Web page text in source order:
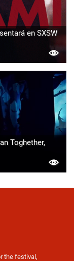
en SXSW
Toghether,
the festival,